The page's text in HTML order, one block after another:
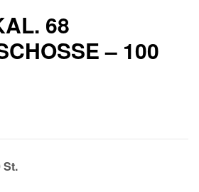
68
– 100
St.